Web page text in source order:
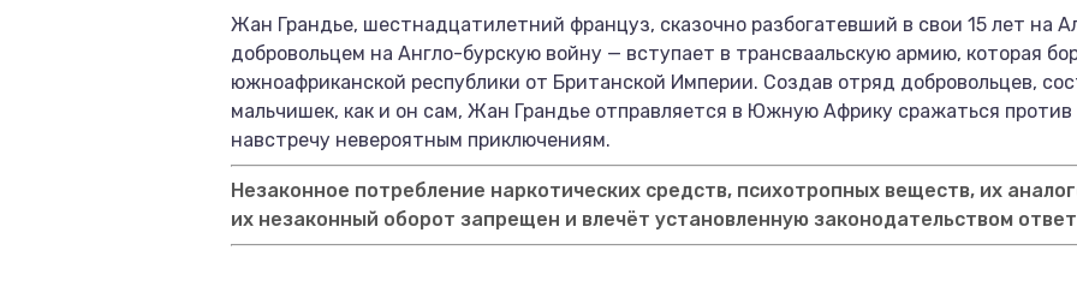
Жан Грандье, шестнадцатилетний француз, сказочно разбогатевший в свои 15 лет на
добровольцем на Англо-бурскую войну — вступает в трансваальскую армию, которая
южноафриканской республики от Британской Империи. Создав отряд добровольцев,
мальчишек, как и он сам, Жан Грандье отправляется в Южную Африку сражаться против
навстречу невероятным приключениям.
Незаконное потребление наркотических средств, психотропных веществ, их
их незаконный оборот запрещен и влечёт установленную законодательством